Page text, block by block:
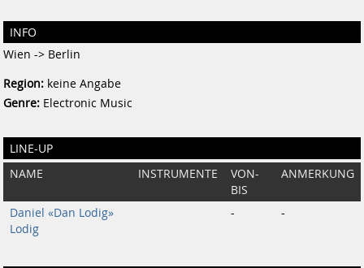
INFO
Wien -> Berlin
Region: keine Angabe
Genre: Electronic Music
LINE-UP
NAME INSTRUMENTE
VON-
BIS
ANMERKUNG
Daniel «Dan Lodig»
Lodig
- -